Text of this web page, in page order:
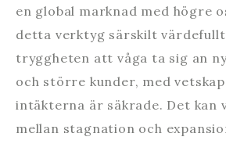
en global marknad med högre
detta verktyg särskilt
tryggheten att våga ta sig an
och större kunder, med
intäkterna är säkrade. Det kan
mellan stagnation och